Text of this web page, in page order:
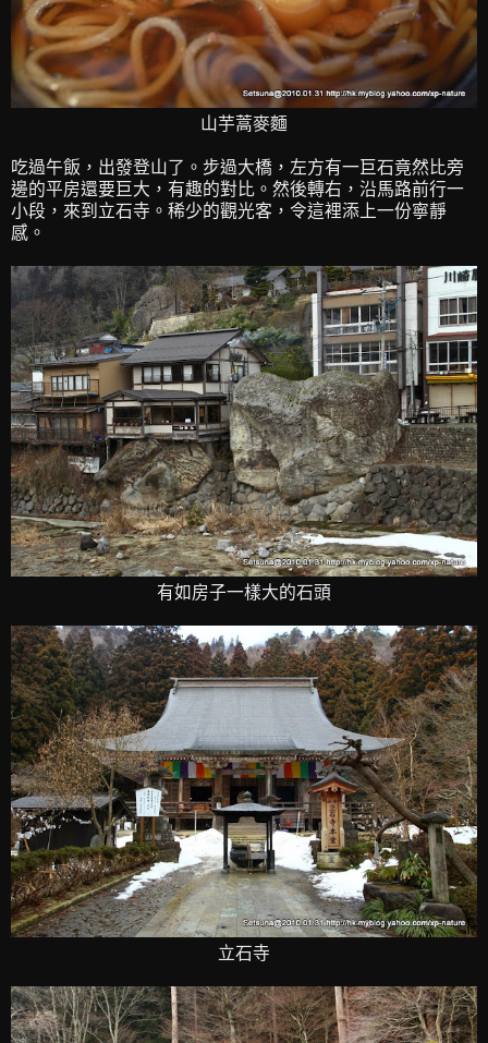
山芋蒿麥麵
吃過午飯，出發登山了。步過大橋，左方有一巨石竟然比旁
邊的平房還要巨大，有趣的對比。然後轉右，沿馬路前行一
小段，來到立石寺。稀少的觀光客，令這裡添上一份寧靜
感。
有如房子一樣大的石頭
立石寺